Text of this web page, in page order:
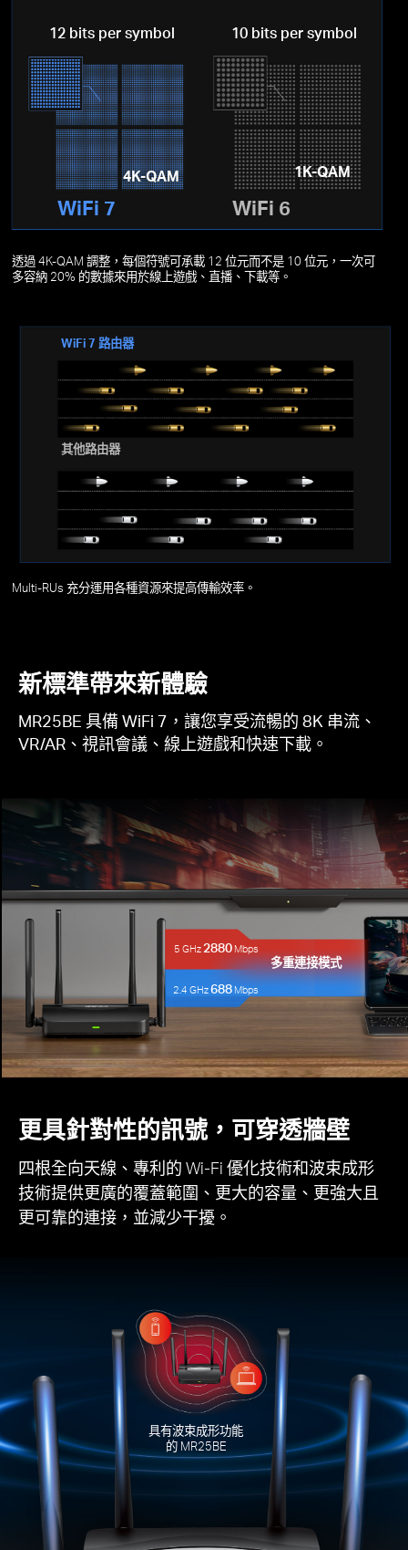
12 bits per symbol
4K-QAM
WiFi 7
10 bits per symbol
1K-QAM
WiFi 6
WiFi 7 路由器
其他路由器
透過 4K-QAM 調整，每個符號可承載 12 位元而不是 10 位元，一次可
多容納 20% 的數據來用於線上遊戲、直播、下載等。
Multi-RUs 充分運用各種資源來提高傳輸效率。
新標準帶來新體驗
MR25BE 具備 WiFi 7，讓您享受流暢的 8K 串流、
VR/AR、視訊會議、線上遊戲和快速下載。
5 GHz2880Mbps
2.4 GHz688 Mbps
多重連接模式
更具針對性的訊號，可穿透牆壁
四根全向天線、專利的 Wi-Fi 優化技術和波束成形
技術提供更廣的覆蓋範圍、更大的容量、更強大且
更可靠的連接，並減少干擾。
具有波束成形功能
的 MR25BE